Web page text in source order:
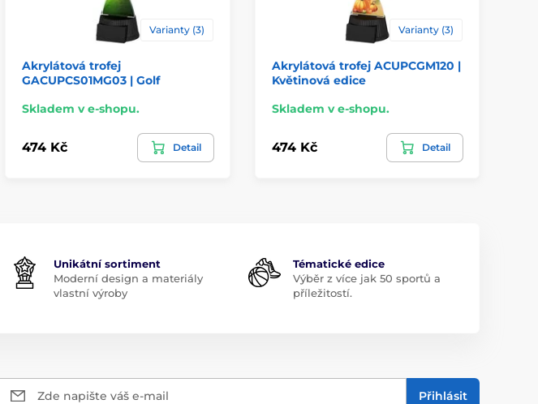
Varianty (3)
Akrylátová trofej
GACUPCS01MG03 | Golf
Skladem v e-shopu.
474 Kč Detail
Varianty (3)
Akrylátová trofej ACUPCGM120 |
Květinová edice
Skladem v e-shopu.
474 Kč Detail
Unikátní sortiment
Moderní design a materiály
vlastní výroby
Tématické edice
Výběr z více jak 50 sportů a
příležitostí.
Zde napište váš e-mail Přihlásit